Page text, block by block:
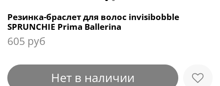
Резинка-браслет для волос invisibobble
SPRUNCHIE Prima Ballerina
605 руб
Нет в наличии